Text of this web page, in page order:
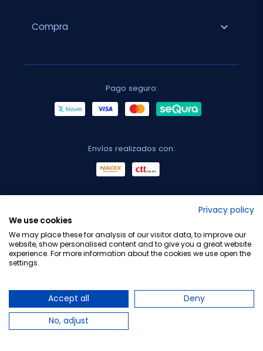
Compra expand_more
Pago seguro:
Envíos realizados con:
Privacy policy
We use cookies
We may place these for analysis of our visitor data, to improve our
website, show personalised content and to give you a great website
experience. For more information about the cookies we use open the
settings.
Accept all
Deny
No, adjust